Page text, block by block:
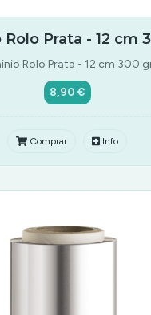
Prata - 12 cm
Rolo Prata - 12 cm 300
8,90 €
Comprar Info